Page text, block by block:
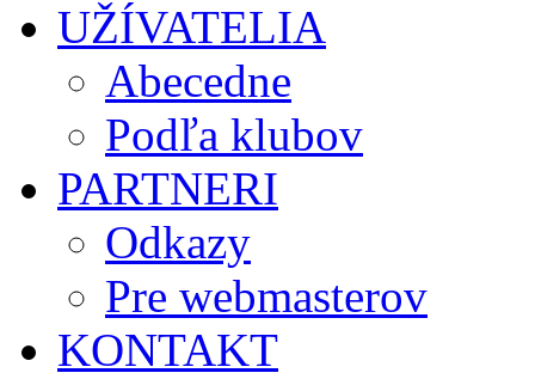
UŽÍVATELIA
Abecedne
Podľa klubov
PARTNERI
Odkazy
Pre webmasterov
KONTAKT